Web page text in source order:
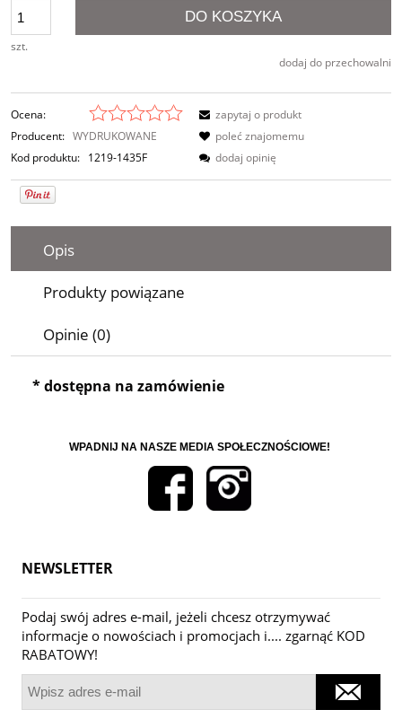
szt.
DO KOSZYKA
dodaj do przechowalni
Ocena:
Producent: WYDRUKOWANE
Kod produktu: 1219-1435F
zapytaj o produkt
poleć znajomemu
dodaj opinię
Opis
Produkty powiązane
Opinie (0)
* dostępna na zamówienie
WPADNIJ NA NASZE MEDIA SPOŁECZNOŚCIOWE!
NEWSLETTER
Podaj swój adres e-mail, jeżeli chcesz otrzymywać
informacje o nowościach i promocjach i.... zgarnąć KOD
RABATOWY!